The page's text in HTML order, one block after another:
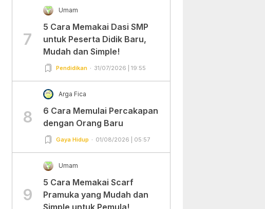
7
Umam
5 Cara Memakai Dasi SMP
untuk Peserta Didik Baru,
Mudah dan Simple!
Pendidikan 31/07/2026 | 19:55
8
Arga Fica
6 Cara Memulai Percakapan
dengan Orang Baru
Gaya Hidup 01/08/2026 | 05:57
9
Umam
5 Cara Memakai Scarf
Pramuka yang Mudah dan